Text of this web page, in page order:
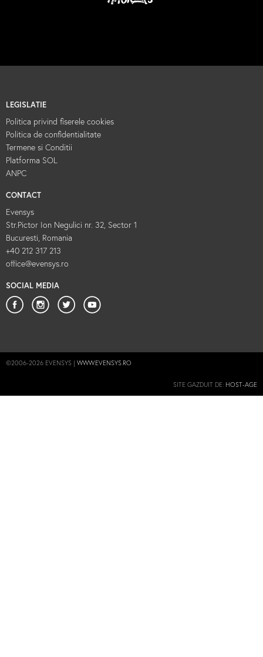
LEGISLATIE
Politica privind fiserele cookies
Politica de confidentialitate
Termene si Conditii
Platforma SOL
ANPC
CONTACT
Evensys
Str.Pictor Ion Negulici nr. 32, Sector 1
Bucuresti, Romania
+40 212 317 213
office@evensys.ro
SOCIAL MEDIA
©2006-2026 EVENSYS | WWW.EVENSYS.RO
SITE GAZDUIT DE: HOST-AGE